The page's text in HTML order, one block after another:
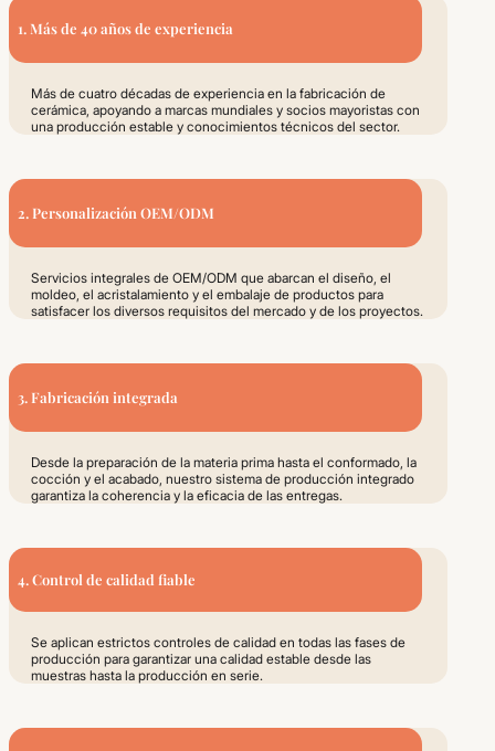
1. Más de 40 años de experiencia
Más de cuatro décadas de experiencia en la fabricación de
cerámica, apoyando a marcas mundiales y socios mayoristas con
una producción estable y conocimientos técnicos del sector.
2. Personalización OEM/ODM
Servicios integrales de OEM/ODM que abarcan el diseño, el
moldeo, el acristalamiento y el embalaje de productos para
satisfacer los diversos requisitos del mercado y de los proyectos.
3. Fabricación integrada
Desde la preparación de la materia prima hasta el conformado, la
cocción y el acabado, nuestro sistema de producción integrado
garantiza la coherencia y la eficacia de las entregas.
4. Control de calidad fiable
Se aplican estrictos controles de calidad en todas las fases de
producción para garantizar una calidad estable desde las
muestras hasta la producción en serie.